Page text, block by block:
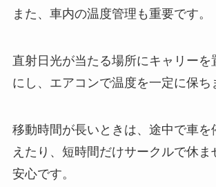
また、車内の温度管理も重要です。
直射日光が当たる場所にキャリーを
にし、エアコンで温度を一定に保ち
移動時間が長いときは、途中で車を
えたり、短時間だけサークルで休ま
安心です。